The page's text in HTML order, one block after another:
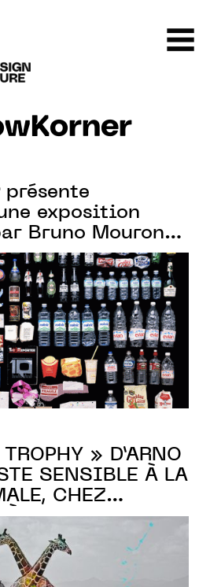
présente
exposition
Bruno Mouron
dès le 13
!
» D’ARNO
SENSIBLE À LA
CHEZ
À PARTIR DU 29